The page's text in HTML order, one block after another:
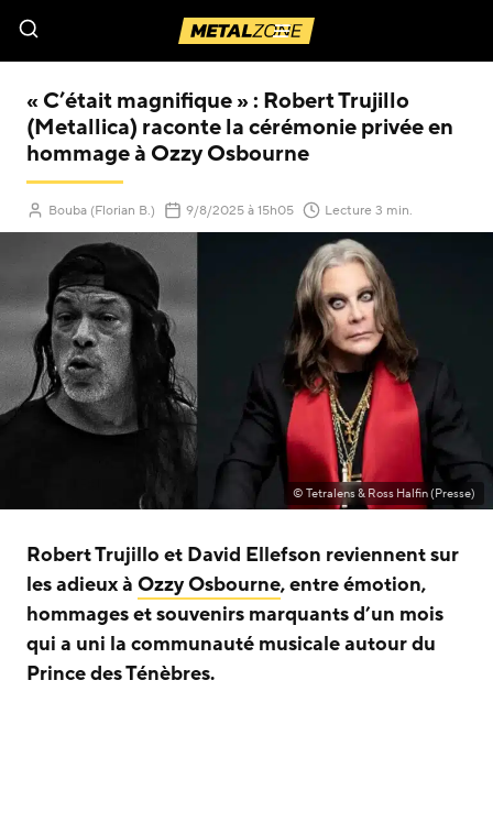
Menu
« C’était magnifique » : Robert Trujillo
(Metallica) raconte la cérémonie privée en
hommage à Ozzy Osbourne
Bouba (Florian B.) 9/8/2025(Mis à jour le )
à 15h05 Lecture 3 min.
© Tetralens & Ross Halfin (Presse)
Robert Trujillo et David Ellefson reviennent sur
les adieux à Ozzy Osbourne, entre émotion,
hommages et souvenirs marquants d’un mois
qui a uni la communauté musicale autour du
Prince des Ténèbres.